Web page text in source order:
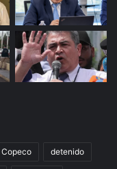
Copeco detenido